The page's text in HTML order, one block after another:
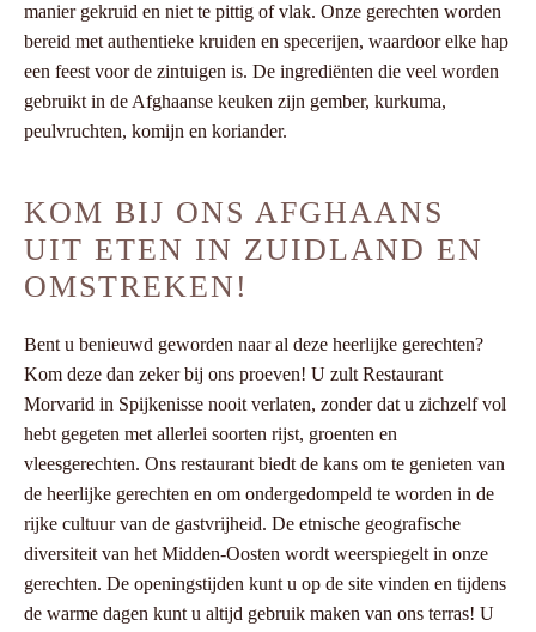
manier gekruid en niet te pittig of vlak. Onze gerechten worden
bereid met authentieke kruiden en specerijen, waardoor elke hap
een feest voor de zintuigen is. De ingrediënten die veel worden
gebruikt in de Afghaanse keuken zijn gember, kurkuma,
peulvruchten, komijn en koriander.
KOM BIJ ONS AFGHAANS
UIT ETEN IN ZUIDLAND EN
OMSTREKEN!
Bent u benieuwd geworden naar al deze heerlijke gerechten?
Kom deze dan zeker bij ons proeven! U zult Restaurant
Morvarid in Spijkenisse nooit verlaten, zonder dat u zichzelf vol
hebt gegeten met allerlei soorten rijst, groenten en
vleesgerechten. Ons restaurant biedt de kans om te genieten van
de heerlijke gerechten en om ondergedompeld te worden in de
rijke cultuur van de gastvrijheid. De etnische geografische
diversiteit van het Midden-Oosten wordt weerspiegelt in onze
gerechten. De openingstijden kunt u op de site vinden en tijdens
de warme dagen kunt u altijd gebruik maken van ons terras! U